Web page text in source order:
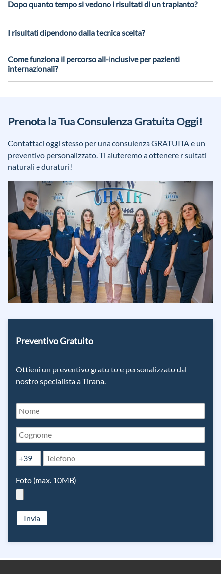
comparabili al tuo, rispettando la privacy dei pazienti.
Dopo quanto tempo si vedono i risultati di un trapianto?
I risultati sono progressivi: dopo la guarigione iniziale e la
fase di assestamento, la ricrescita avviene nei mesi successivi.
Il risultato finale si valuta con un follow-up dedicato.
I risultati dipendono dalla tecnica scelta?
Tecnica, pianificazione e qualità dell'area donatrice incidono
sul risultato. Per questo definiamo un piano personalizzato e
realistico, in base al tuo caso.
Come funziona il percorso all-inclusive per pazienti
internazionali?
Organizziamo il viaggio e l'intervento con hotel,
Prenota la Tua Consulenza Gratuita Oggi!
Contattaci oggi stesso per una consulenza GRATUITA e un
preventivo personalizzato. Ti aiuteremo a ottenere risultati
naturali e duraturi!
Preventivo Gratuito
Ottieni un preventivo gratuito e personalizzato dal
nostro specialista a Tirana.
+39
Foto (max. 10MB)
Invia